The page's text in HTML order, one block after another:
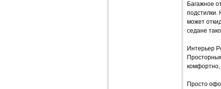
Багажное
подстилки.
может
седане
Интерьер
комфортно,
Просто